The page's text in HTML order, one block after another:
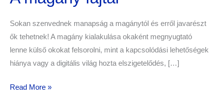
Sokan szenvednek manapság a magánytól és erről javarészt
ők tehetnek! A magány kialakulása okaként megnyugtató
lenne külső okokat felsorolni, mint a kapcsolódási lehetőségek
hiánya vagy a digitális világ hozta elszigetelődés, […]
Read More »